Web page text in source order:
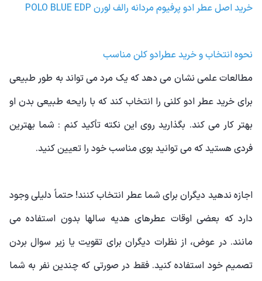
خرید اصل عطر ادو پرفیوم مردانه رالف لورن POLO BLUE EDP
نحوه انتخاب و خرید عطرادو کلن مناسب
مطالعات علمی نشان می دهد که یک مرد می تواند به طور طبیعی
برای خرید عطر ادو کلنی را انتخاب کند که با رایحه طبیعی بدن او
بهتر کار می کند. بگذارید روی این نکته تأکید کنم : شما بهترین
فردی هستید که می توانید بوی مناسب خود را تعیین کنید.
اجازه ندهید دیگران برای شما عطر انتخاب کنند! حتماً دلیلی وجود
دارد که بعضی اوقات عطرهای هدیه سالها بدون استفاده می
مانند. در عوض، از نظرات دیگران برای تقویت یا زیر سوال بردن
تصمیم خود استفاده کنید. فقط در صورتی که چندین نفر به شما